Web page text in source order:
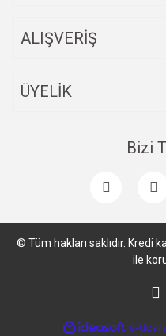
ALIŞVERİŞ
ÜYELİK
Bizi
© Tüm hakları saklıdır. Kredi
ile
ideasoft